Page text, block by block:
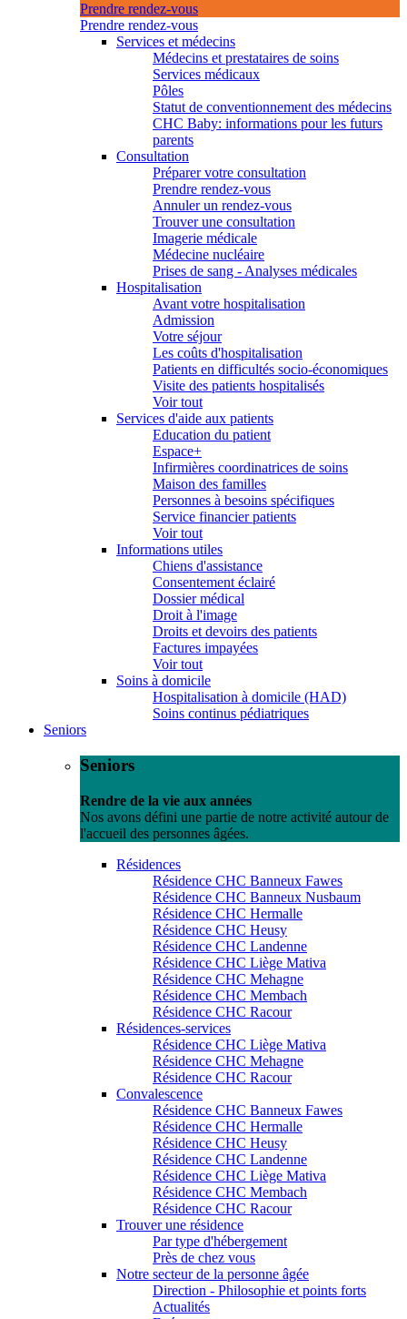
Prendre rendez-vous
Prendre rendez-vous
Services et médecins
Médecins et prestataires de soins
Services médicaux
Pôles
Statut de conventionnement des médecins
CHC Baby: informations pour les futurs
parents
Consultation
Préparer votre consultation
Prendre rendez-vous
Annuler un rendez-vous
Trouver une consultation
Imagerie médicale
Médecine nucléaire
Prises de sang - Analyses médicales
Hospitalisation
Avant votre hospitalisation
Admission
Votre séjour
Les coûts d'hospitalisation
Patients en difficultés socio-économiques
Visite des patients hospitalisés
Voir tout
Services d'aide aux patients
Education du patient
Espace+
Infirmières coordinatrices de soins
Maison des familles
Personnes à besoins spécifiques
Service financier patients
Voir tout
Informations utiles
Chiens d'assistance
Consentement éclairé
Dossier médical
Droit à l'image
Droits et devoirs des patients
Factures impayées
Voir tout
Soins à domicile
Hospitalisation à domicile (HAD)
Soins continus pédiatriques
Seniors
Seniors
Rendre de la vie aux années
Nos avons défini une partie de notre activité autour de
l'accueil des personnes âgées.
Résidences
Résidence CHC Banneux Fawes
Résidence CHC Banneux Nusbaum
Résidence CHC Hermalle
Résidence CHC Heusy
Résidence CHC Landenne
Résidence CHC Liège Mativa
Résidence CHC Mehagne
Résidence CHC Membach
Résidence CHC Racour
Résidences-services
Résidence CHC Liège Mativa
Résidence CHC Mehagne
Résidence CHC Racour
Convalescence
Résidence CHC Banneux Fawes
Résidence CHC Hermalle
Résidence CHC Heusy
Résidence CHC Landenne
Résidence CHC Liège Mativa
Résidence CHC Membach
Résidence CHC Racour
Trouver une résidence
Par type d'hébergement
Près de chez vous
Notre secteur de la personne âgée
Direction - Philosophie et points forts
Actualités